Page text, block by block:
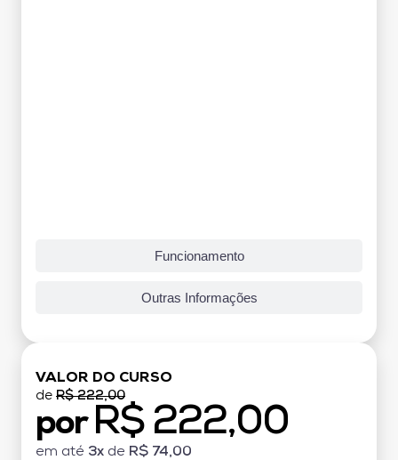
Funcionamento
Outras Informações
VALOR DO CURSO
de R$ 222,00
por R$ 222,00
em até 3x de R$ 74,00